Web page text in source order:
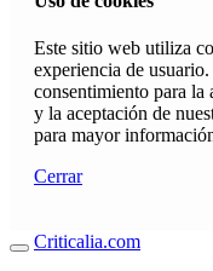
Este sitio web utiliza
experiencia de
consentimiento para la
y la aceptación de
para mayor
Cerrar
Criticalia.com